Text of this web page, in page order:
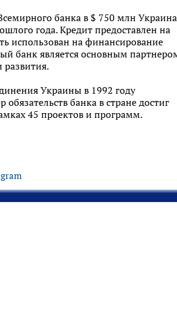
банка в $ 750 млн Украина
года. Кредит предоставлен на
использован на финансирование
банк является основным
развития.
Украины в 1992 году
банка в стране достиг
45 проектов и программ.